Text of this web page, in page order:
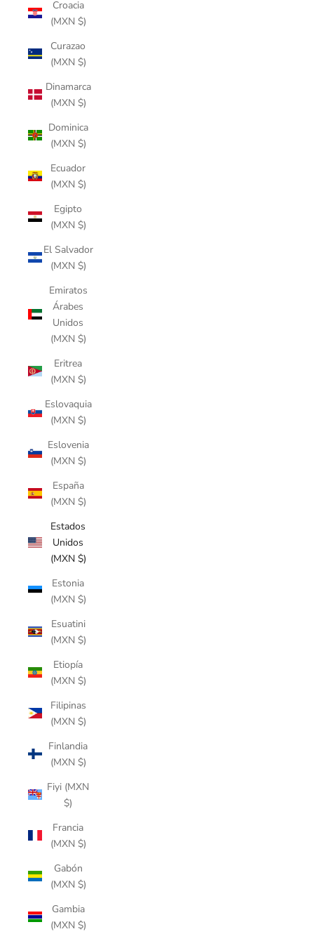
Croacia
(MXN $)
Curazao
(MXN $)
Dinamarca
(MXN $)
Dominica
(MXN $)
Ecuador
(MXN $)
Egipto
(MXN $)
El Salvador
(MXN $)
Emiratos
Árabes
Unidos
(MXN $)
Eritrea
(MXN $)
Eslovaquia
(MXN $)
Eslovenia
(MXN $)
España
(MXN $)
Estados
Unidos
(MXN $)
Estonia
(MXN $)
Esuatini
(MXN $)
Etiopía
(MXN $)
Filipinas
(MXN $)
Finlandia
(MXN $)
Fiyi (MXN
$)
Francia
(MXN $)
Gabón
(MXN $)
Gambia
(MXN $)